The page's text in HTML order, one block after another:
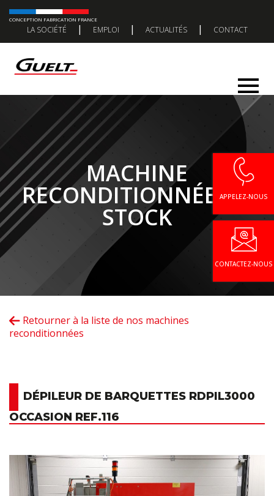
CONCEPTION FABRICATION FRANCE
LA SOCIÉTÉ | EMPLOI | ACTUALITÉS | CONTACT
MACHINE
RECONDITIONNÉE EN
STOCK
APPELEZ-NOUS
CONTACTEZ-NOUS
Retourner à la liste de nos machines
reconditionnées
DÉPILEUR DE BARQUETTES RDPIL3000
OCCASION REF.116